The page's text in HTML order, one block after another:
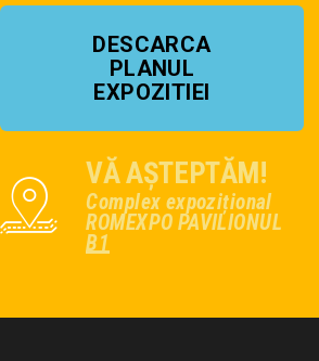
DESCARCA
PLANUL
EXPOZITIEI
VĂ AȘTEPTĂM!
Complex expozițional
ROMEXPO PAVILIONUL
B1